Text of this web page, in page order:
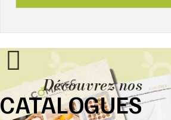
Découvrez nos
CATALOGUES